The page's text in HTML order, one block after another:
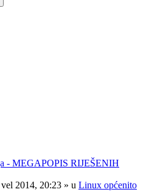
- MEGAPOPIS RIJEŠENIH
2014, 20:23 » u Linux općenito